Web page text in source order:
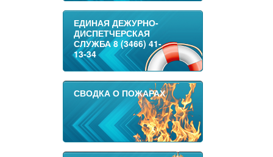
ЕДИНАЯ ДЕЖУРНО-
ДИСПЕТЧЕРСКАЯ
СЛУЖБА 8 (3466) 41-
13-34
СВОДКА О ПОЖАРАХ